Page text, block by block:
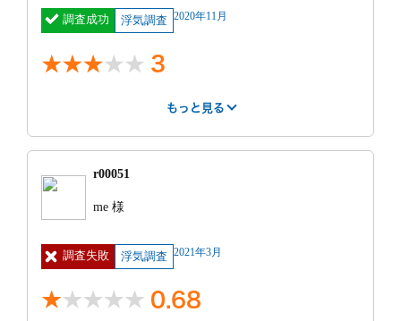
で、朝から晩ま
で。ホテルには
入ったらそれ
は、別料金との
との比較
1週間プラン
こと。長時間話を聞いてくれたこと。アフターケアと
ど。
もっと見る
調査成功 浮気調査 2020年11月
3
5 1 3 3
検索
￥216,000 車
両代￥10,800
ホテル代
￥6,800 ガソ
との比較
もっと見る
r00051
me 様
調査失敗 浮気調査 2021年3月
0.68